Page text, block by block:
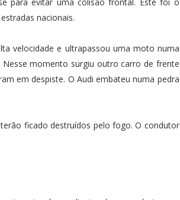
nacionais.
velocidade e ultrapassou uma moto numa
momento surgiu outro carro de frente
em despiste. O Audi embateu numa pedra
ficado destruídos pelo fogo. O condutor